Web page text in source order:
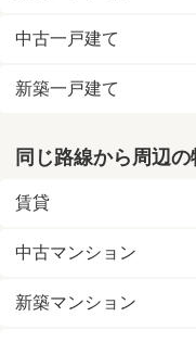
中古一戸建て
新築一戸建て
同じ路線から周辺
賃貸
中古マンション
新築マンション